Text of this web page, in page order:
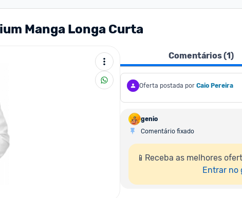
Manga Longa Curta
Comentários (1)
Oferta postada por Caio Pereira
genio
Comentário fixado
📱Receba as melhores
Entrar no